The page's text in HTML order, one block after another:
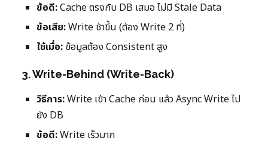
ข้อดี:Cache ตรงกับ DB เสมอ ไม่มี Stale Data
ข้อเสีย:Write ช้าขึ้น (ต้อง Write 2 ที่)
ใช้เมื่อ: ข้อมูลต้อง Consistent สูง
3. Write-Behind (Write-Back)
วิธีการ:Write เข้า Cache ก่อน แล้ว Async Write ไป
ยัง DB
ข้อดี:Write เร็วมาก